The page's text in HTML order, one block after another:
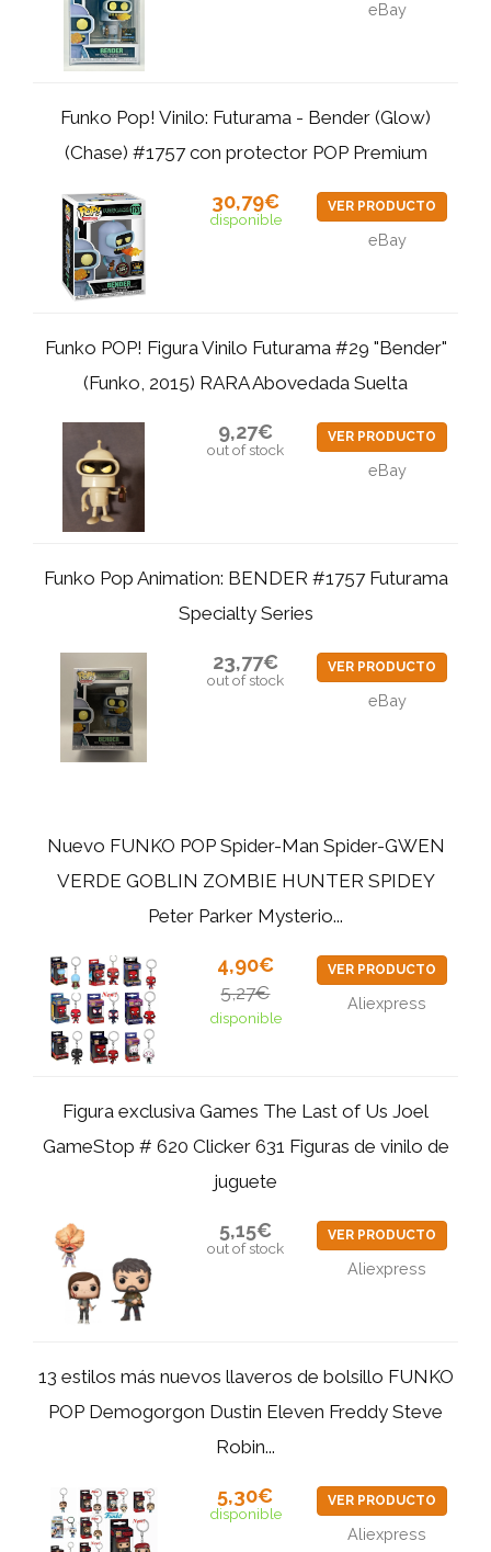
eBay
Funko Pop! Vinilo: Futurama - Bender (Glow)
(Chase) #1757 con protector POP Premium
30,79€
disponible
VER PRODUCTO
eBay
Funko POP! Figura Vinilo Futurama #29 "Bender"
(Funko, 2015) RARA Abovedada Suelta
9,27€
out of stock
VER PRODUCTO
eBay
Funko Pop Animation: BENDER #1757 Futurama
Specialty Series
23,77€
out of stock
VER PRODUCTO
eBay
Nuevo FUNKO POP Spider-Man Spider-GWEN
VERDE GOBLIN ZOMBIE HUNTER SPIDEY
Peter Parker Mysterio...
4,90€
5,27€
disponible
VER PRODUCTO
Aliexpress
Figura exclusiva Games The Last of Us Joel
GameStop # 620 Clicker 631 Figuras de vinilo de
juguete
5,15€
out of stock
VER PRODUCTO
Aliexpress
13 estilos más nuevos llaveros de bolsillo FUNKO
POP Demogorgon Dustin Eleven Freddy Steve
Robin...
5,30€
disponible
VER PRODUCTO
Aliexpress